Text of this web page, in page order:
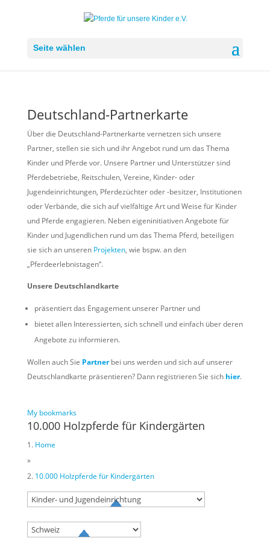
Seite wählen
Deutschland-Partnerkarte
Über die Deutschland-Partnerkarte vernetzen sich unsere
Partner, stellen sie sich und ihr Angebot rund um das Thema
Kinder und Pferde vor. Unsere Partner und Unterstützer sind
Pferdebetriebe, Reitschulen, Vereine, Kinder- oder
Jugendeinrichtungen, Pferdezüchter oder -besitzer, Institutionen
oder Verbände, die sich auf vielfältige Art und Weise für Kinder
und Pferde engagieren. Neben eigeninitiativen Angebote für
Kinder und Jugendlichen rund um das Thema Pferd, beteiligen
sie sich an unseren Projekten, wie bspw. an den
„Pferdeerlebnistagen“.
Unsere Deutschlandkarte
präsentiert das Engagement unserer Partner und
bietet allen Interessierten, sich schnell und einfach über deren
Angebote zu informieren.
Wollen auch Sie Partnerbei uns werden und sich auf unserer
Deutschlandkarte präsentieren? Dann registrieren Sie sich hier.
My bookmarks
10.000 Holzpferde für Kindergärten
Home
»
10.000 Holzpferde für Kindergärten